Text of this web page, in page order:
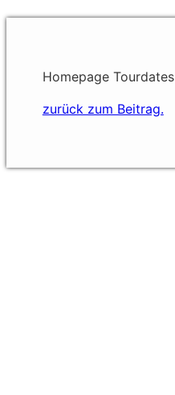
Homepage Tourdates
zurück zum Beitrag.